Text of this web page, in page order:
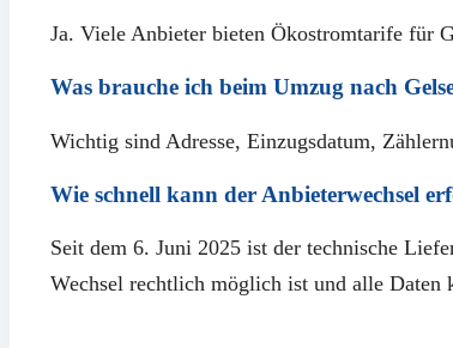
Ja. Viele Anbieter bieten Ökostromtarife für
Was brauche ich beim Umzug nach
Wichtig sind Adresse, Einzugsdatum,
Wie schnell kann der Anbieterwechsel
Seit dem 6. Juni 2025 ist der technische
Wechsel rechtlich möglich ist und alle Daten